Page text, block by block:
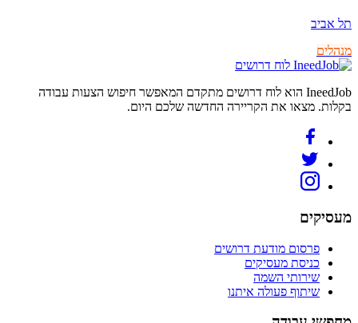
תל אביב
מנהלים
לוח דרושים
IneedJob הוא לוח דרושים מתקדם המאפשר חיפוש הצעות עבודה
בקלות. מצאו את הקריירה החדשה שלכם היום.
מעסיקים
פרסום מודעת דרושים
כניסת מעסיקים
שירותי השמה
שיתוף פעולה איתנו